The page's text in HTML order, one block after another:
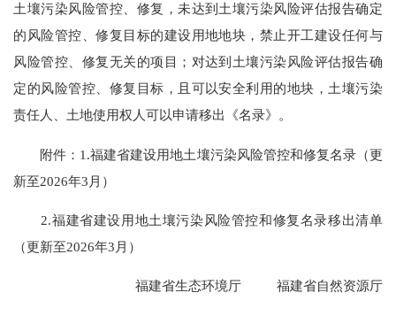
土壤污染风险管控、修复，未达到土壤污染风险评估报告确定
的风险管控、修复目标的建设用地地块，禁止开工建设任何与
风险管控、修复无关的项目；对达到土壤污染风险评估报告确
定的风险管控、修复目标，且可以安全利用的地块，土壤污染
责任人、土地使用权人可以申请移出《名录》。
附件：1.福建省建设用地土壤污染风险管控和修复名录（更
新至2026年3月）
2.福建省建设用地土壤污染风险管控和修复名录移出清单
（更新至2026年3月）
福建省生态环境厅 福建省自然资源厅